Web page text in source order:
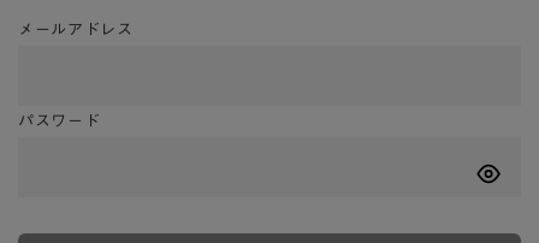
メールアドレス
パスワード